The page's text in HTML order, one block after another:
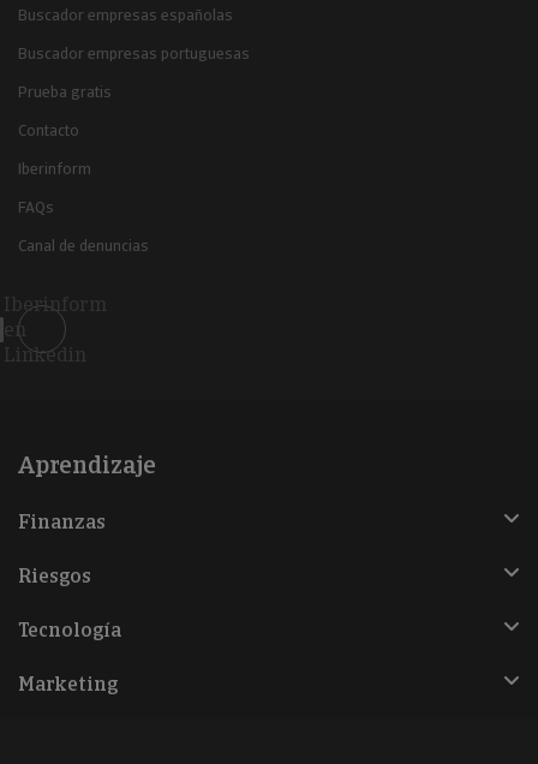
Buscador empresas españolas
Buscador empresas portuguesas
Prueba gratis
Contacto
Iberinform
FAQs
Canal de denuncias
Iberinform
en
Linkedin
Aprendizaje
Finanzas
Riesgos
Tecnología
Marketing